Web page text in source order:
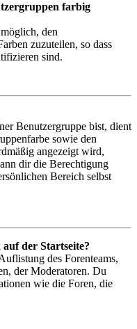
farbig
den
zuzuteilen, so dass
sind.
Benutzergruppe bist, dient
sowie den
angezeigt wird,
dir die Berechtigung
Bereich selbst
der Startseite?
des Forenteams,
der Moderatoren. Du
wie die Foren, die